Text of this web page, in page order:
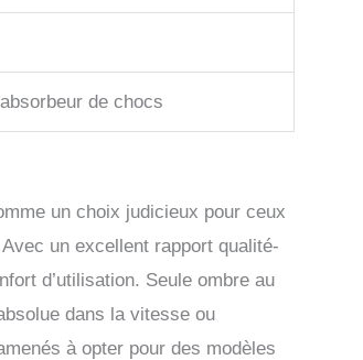
de chocs
un choix judicieux pour ceux
un excellent rapport qualité-
d’utilisation. Seule ombre au
dans la vitesse ou
à opter pour des modèles